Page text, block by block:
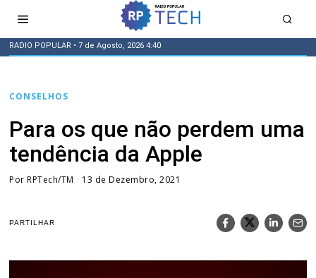
RADIO POPULAR • 7 de Agosto, 2026 4:40
CONSELHOS
Para os que não perdem uma
tendência da Apple
PorRPTech/TM 13 de Dezembro, 2021
PARTILHAR